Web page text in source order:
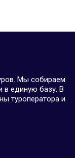
Мы собираем
в единую базу. В
туроператора и